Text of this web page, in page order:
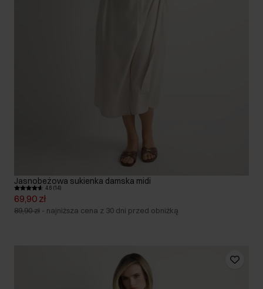
Jasnobeżowa sukienka damska midi
4.6 (14)
69,90 zł
89,90 zł - najniższa cena z 30 dni przed obniżką